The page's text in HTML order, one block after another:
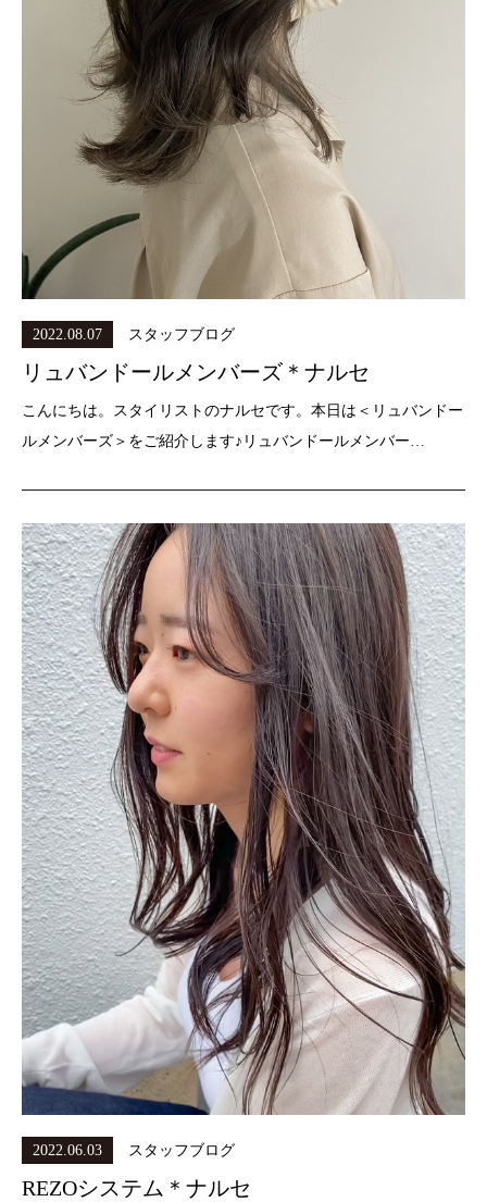
2022.08.07 スタッフブログ
リュバンドールメンバーズ＊ナルセ
こんにちは。スタイリストのナルセです。本日は＜リュバンドー
ルメンバーズ＞をご紹介します♪リュバンドールメンバー…
2022.06.03 スタッフブログ
REZOシステム＊ナルセ